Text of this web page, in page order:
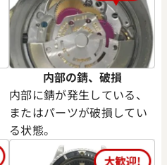
内部の錆、破損
内部に錆が発生している、
またはパーツが破損してい
る状態。